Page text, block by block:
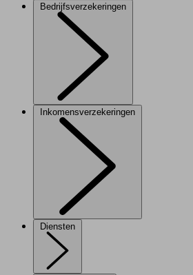
Bedrijfsverzekeringen
Inkomensverzekeringen
Diensten